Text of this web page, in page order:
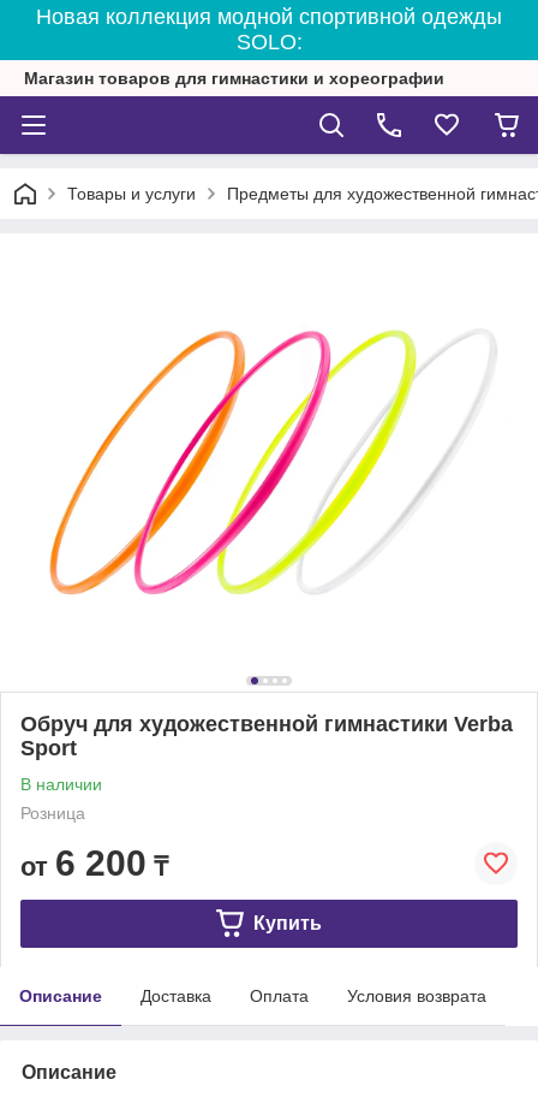
Новая коллекция модной спортивной одежды
SOLO:
Магазин товаров для гимнастики и хореографии
Товары и услуги Предметы для художественной
Обруч для художественной гимнастики Verba
Sport
В наличии
Розница
от 6 200 ₸
Купить
Описание Доставка Оплата Условия возврата
Описание